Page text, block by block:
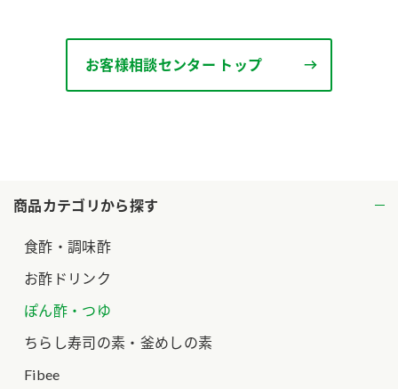
業務用サイト ミツカングループについて 製造所固有記号一覧
商品カテゴリから探す
食酢・調味酢
お酢ドリンク
ぽん酢・つゆ
ちらし寿司の素・釜めしの素
Fibee
お客様相談センター トップ